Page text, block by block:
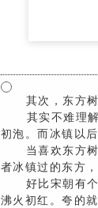
其次，东方
其实不难理解
初泡。而冰镇以
当喜欢东方
者冰镇过的东方
好比宋朝有
沸火初红。夸的